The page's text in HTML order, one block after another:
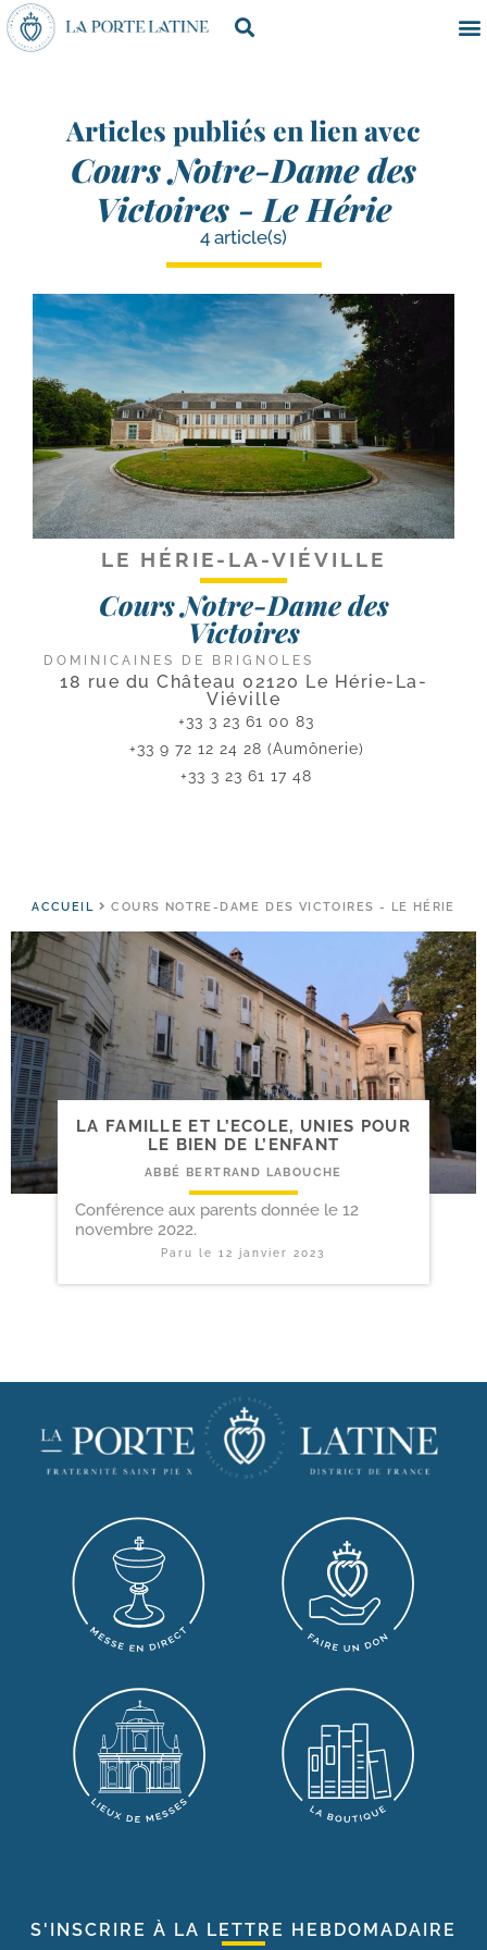
Articles publiés en lien avec
Cours Notre-Dame des
Victoires - Le Hérie
4 article(s)
LE HÉRIE-LA-VIÉVILLE
Cours Notre-Dame des
Victoires
DOMINICAINES DE BRIGNOLES
18 rue du Château 02120 Le Hérie-La-
Viéville
+33 3 23 61 00 83
+33 9 72 12 24 28 (Aumônerie)
+33 3 23 61 17 48
ACCUEIL COURS NOTRE-DAME DES VICTOIRES - LE HÉRIE
LA FAMILLE ET L’ECOLE, UNIES POUR
LE BIEN DE L’ENFANT
ABBÉ BERTRAND LABOUCHE
Conférence aux parents donnée le 12
novembre 2022.
Paru le12 janvier 2023
S'INSCRIRE À LA LETTRE HEBDOMADAIRE